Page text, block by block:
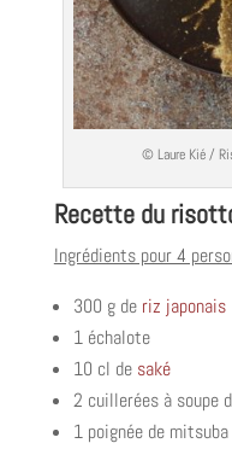
© Laure Kié /
Recette du
Ingrédients pour 4
300 g de riz japonais
1 échalote
10 cl de saké
2 cuillerées à soupe
1 poignée de